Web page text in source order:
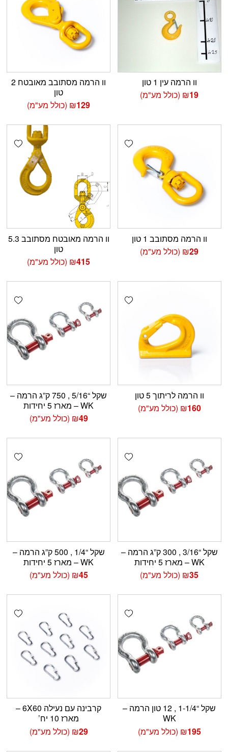
וו הרמה עין 1 טון
₪19 (כולל מע"מ)
וו הרמה מסתובב מאובטח 2
טון
₪129 (כולל מע"מ)
Add wishlist
וו הרמה מסתובב 1 טון
₪29 (כולל מע"מ)
וו הרמה מאובטח מסתובב 5.3
טון
₪415 (כולל מע"מ)
Add wishlist
וו הרמה לריתוך 5 טון
₪160 (כולל מע"מ)
שקל “5/16 , 750 ק”ג הרמה –
WK – מארז 5 יחידות
₪49 (כולל מע"מ)
Add wishlist
שקל “3/16 , 300 ק”ג הרמה –
WK – מארז 5 יחידות
₪35 (כולל מע"מ)
שקל “1/4 , 500 ק”ג הרמה –
WK – מארז 5 יחידות
₪45 (כולל מע"מ)
Add wishlist
שקל “1-1/4 , 12 טון הרמה –
WK
₪195 (כולל מע"מ)
קרבינה עם נעילה 6X60 –
מארז 10 יח’
₪29 (כולל מע"מ)